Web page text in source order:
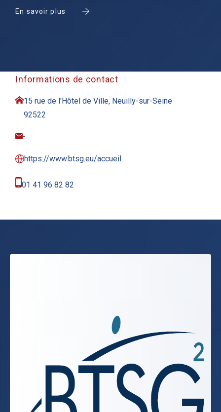
En savoir plus
Informations de contact
15 rue de l'Hôtel de Ville, Neuilly-sur-Seine
92522
-
https://www.btsg.eu/accueil
01 41 96 82 82